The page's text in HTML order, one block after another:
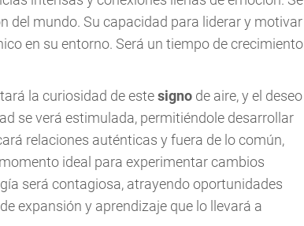
del mundo. Su capacidad para liderar y motivar
en su entorno. Será un tiempo de crecimiento
la curiosidad de estesigno de aire, y el deseo
se verá estimulada, permitiéndole desarrollar
relaciones auténticas y fuera de lo común,
ideal para experimentar cambios
será contagiosa, atrayendo oportunidades
expansión y aprendizaje que lo llevará a